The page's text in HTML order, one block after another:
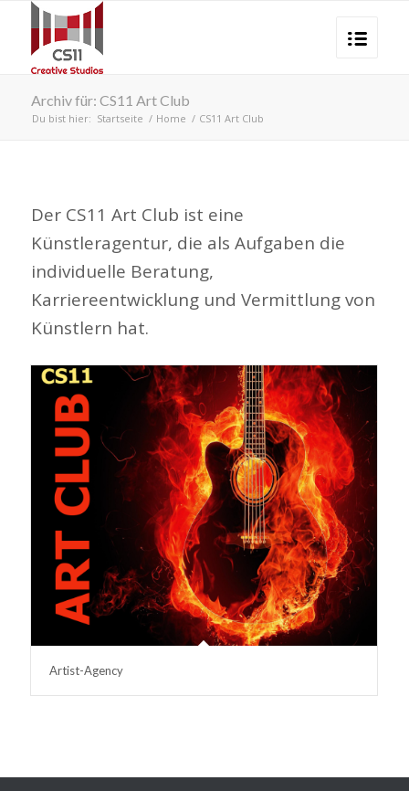
Archiv für: CS11 Art Club
Du bist hier: Startseite / Home / CS11 Art Club
Der CS11 Art Club ist eine
Künstleragentur, die als Aufgaben die
individuelle Beratung,
Karriereentwicklung und Vermittlung von
Künstlern hat.
Artist-Agency